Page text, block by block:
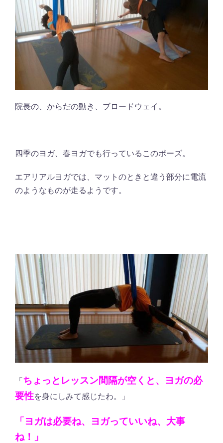
院長の、からだの動き、ブロードウェイ。
四季のヨガ、春ヨガでも行っているこのポーズ。
エアリアルヨガでは、マットのときと違う部分に電流
のようなものが走るようです。
「ちょっとレッスン間隔が空くと、ヨガの必
要性を身にしみて感じたわ。」
「ヨガは必要ね、ヨガっていいね、大事
ね！」